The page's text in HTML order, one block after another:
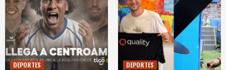
DEPORTES DEPORTES